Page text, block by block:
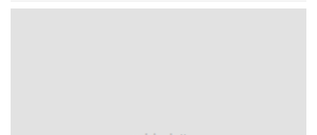
قلعه‌نویی مشخص شد